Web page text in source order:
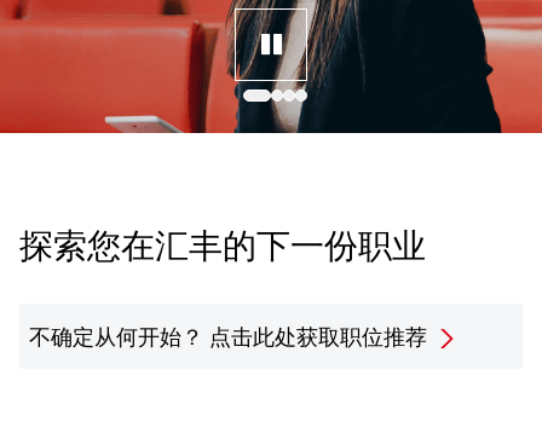
探索您在汇丰的下一份职业
不确定从何开始？ 点击此处获取职位推荐